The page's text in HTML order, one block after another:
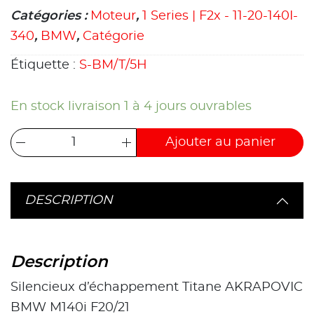
Catégories : Moteur,
1 Series | F2x - 11-20-140I-
340, BMW, Catégorie
Étiquette : S-BM/T/5H
En stock livraison 1 à 4 jours ouvrables
Ajouter au panier
DESCRIPTION
Description
Silencieux d’échappement Titane AKRAPOVIC
BMW M140i F20/21